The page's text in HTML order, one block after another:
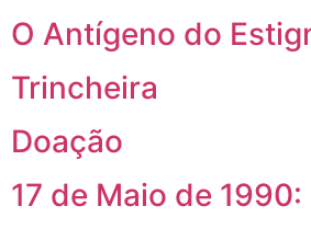
O Antígeno do
Trincheira
Doação
17 de Maio de